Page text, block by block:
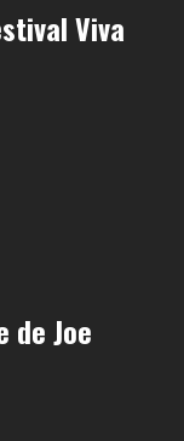
Viva
de Joe